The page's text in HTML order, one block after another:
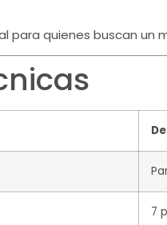
para quienes buscan un
7